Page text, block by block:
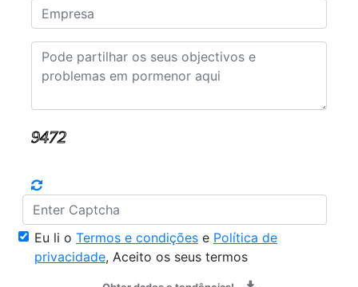
Eu li o Termos e condições e Política de
privacidade, Aceito os seus termos